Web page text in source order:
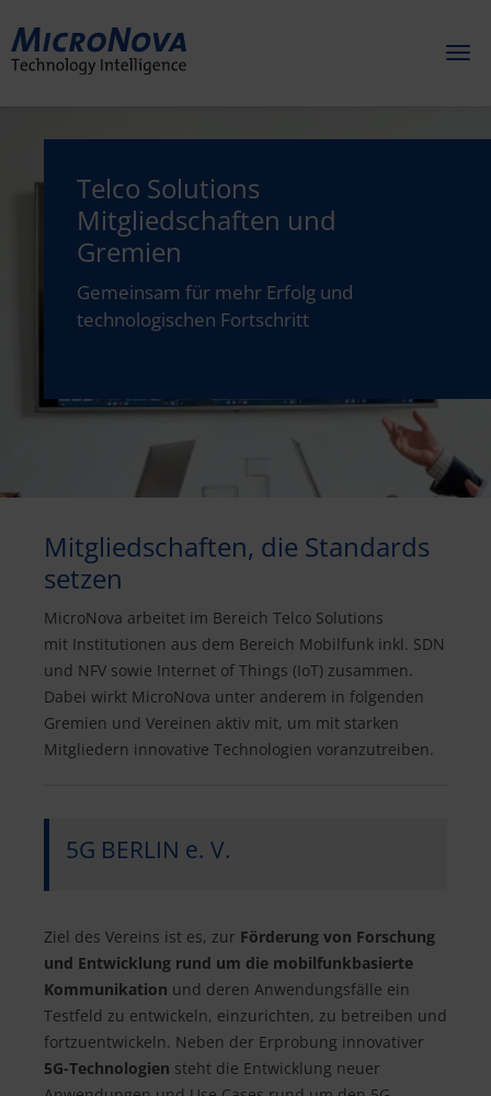
Telco Solutions
Mitgliedschaften und
Gremien
Gemeinsam für mehr Erfolg und
technologischen Fortschritt
Mitgliedschaften, die Standards
setzen
MicroNova arbeitet im Bereich Telco Solutions
mit Institutionen aus dem Bereich Mobilfunk inkl. SDN
und NFV sowie Internet of Things (IoT) zusammen.
Dabei wirkt MicroNova unter anderem in folgenden
Gremien und Vereinen aktiv mit, um mit starken
Mitgliedern innovative Technologien voranzutreiben.
5G BERLIN e. V.
Ziel des Vereins ist es, zur Förderung von Forschung
und Entwicklung rund um die mobilfunkbasierte
Kommunikation und deren Anwendungsfälle ein
Testfeld zu entwickeln, einzurichten, zu betreiben und
fortzuentwickeln. Neben der Erprobung innovativer
5G-Technologien steht die Entwicklung neuer